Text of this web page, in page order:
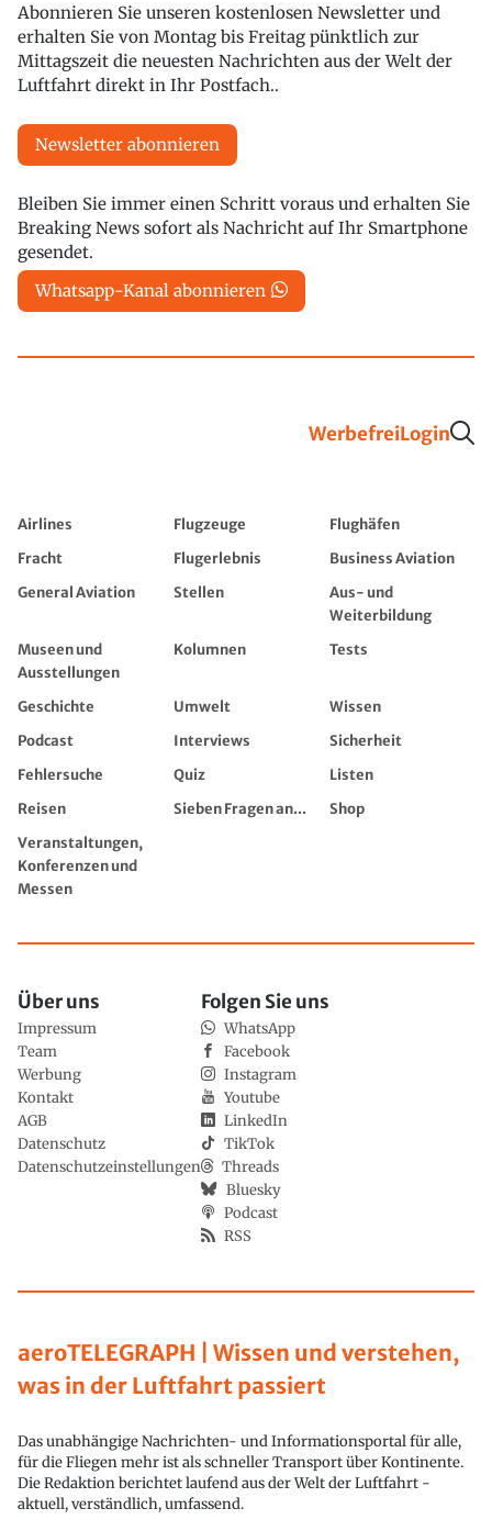
Abonnieren Sie unseren kostenlosen Newsletter und
erhalten Sie von Montag bis Freitag pünktlich zur
Mittagszeit die neuesten Nachrichten aus der Welt der
Luftfahrt direkt in Ihr Postfach..
Newsletter abonnieren
Bleiben Sie immer einen Schritt voraus und erhalten Sie
Breaking News sofort als Nachricht auf Ihr Smartphone
gesendet.
Whatsapp-Kanal abonnieren
WerbefreiLogin
Airlines Flugzeuge
Flughäfen
Fracht
Flugerlebnis
Business Aviation
General Aviation
Stellen
Aus- und
Weiterbildung
Museen und
Ausstellungen
Kolumnen Tests
Geschichte Umwelt
Wissen
Podcast
Interviews
Sicherheit
Fehlersuche
Quiz
Listen
Reisen
Sieben Fragen an...
Shop
Veranstaltungen,
Konferenzen und
Messen
aeroTELEGRAPH | Wissen und verstehen,
was in der Luftfahrt passiert
Das unabhängige Nachrichten- und Informationsportal für alle,
für die Fliegen mehr ist als schneller Transport über Kontinente.
Die Redaktion berichtet laufend aus der Welt der Luftfahrt -
aktuell, verständlich, umfassend.
Über uns
Impressum
Team
Werbung
Kontakt
AGB
Datenschutz
Datenschutzeinstellungen
Folgen Sie uns
WhatsApp
Facebook
Instagram
Youtube
LinkedIn
TikTok
Threads
Bluesky
Podcast
RSS